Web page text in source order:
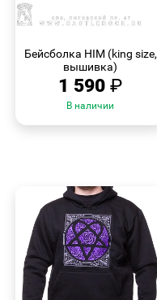
Бейсболка HIM (king size,
вышивка)
1 590 ₽
В наличии